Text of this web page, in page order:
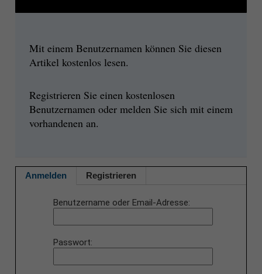
Mit einem Benutzernamen können Sie diesen
Artikel kostenlos lesen.
Registrieren Sie einen kostenlosen
Benutzernamen oder melden Sie sich mit einem
vorhandenen an.
Anmelden Registrieren
Benutzername oder Email-Adresse
Passwort